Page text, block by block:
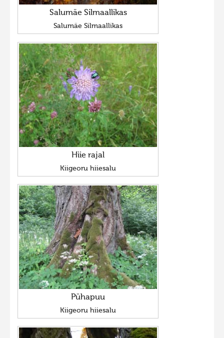
Salumäe Silmaallikas
Salumäe Silmaallikas
Hiie rajal
Kiigeoru hiiesalu
Pühapuu
Kiigeoru hiiesalu